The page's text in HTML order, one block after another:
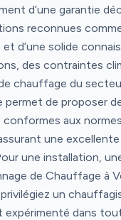
d’une garantie
reconnues
et d’une solide
des contraintes
chauffage du
permet de proposer
conformes aux
une
une installation,
de Chauffage à
un
expérimenté dans